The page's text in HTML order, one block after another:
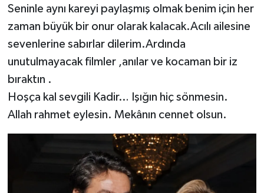
Seninle aynı kareyi paylaşmış olmak benim için her
zaman büyük bir onur olarak kalacak.Acılı ailesine
sevenlerine sabırlar dilerim.Ardında
unutulmayacak filmler ,anılar ve kocaman bir iz
bıraktın .
Hoşça kal sevgili Kadir… Işığın hiç sönmesin.
Allah rahmet eylesin. Mekânın cennet olsun.